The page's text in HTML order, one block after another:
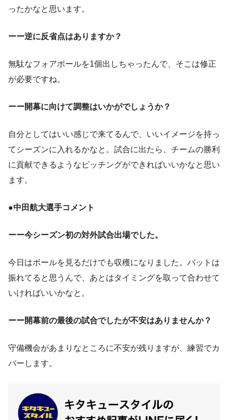
ったかなと思います。
ーー逆に反省点はありますか？
無駄なフォアボールを1個出しちゃったんで、そこは修正
が必要ですね。
ーー開幕に向けて調整はいかがでしょうか？
自分としてはいい感じで来てるんで、いいイメージを持っ
てシーズンに入れるかなと。試合に出たら、チームの勝利
に貢献できるようなピッチングができればいいかなと思い
ます。
●中田航大選手コメント
ーー今シーズン初の対外試合出場でした。
今日はボールを見るだけでも収穫になりました。バットは
振れてると思うんで、あとはタイミングを取って合わせて
いければいいかなと。
ーー開幕前の最後の試合でしたが不安はありませんか？
守備機会があまりなところに不安が残りますが、練習でカ
バーします。